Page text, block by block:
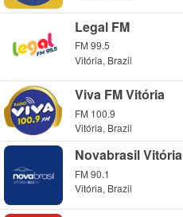
Legal FM
FM 99.5
Vitória, Brazil
Viva FM Vitória
FM 100.9
Vitória, Brazil
Novabrasil Vitória
FM 90.1
Vitória, Brazil